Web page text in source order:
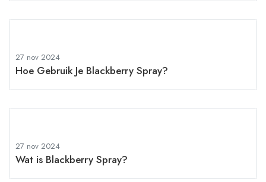
27 nov 2024
Hoe Gebruik Je Blackberry Spray?
27 nov 2024
Wat is Blackberry Spray?